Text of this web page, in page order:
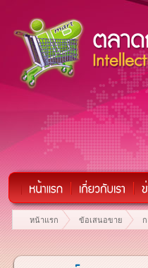
หน้าแรก ข้อเสนอขาย